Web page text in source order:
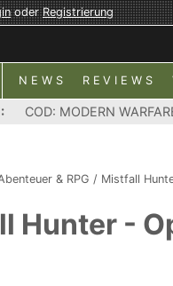
oderRegistrierung
NEWS REVIEWS
COD: MODERN
& RPG / Mistfall
Hunter -